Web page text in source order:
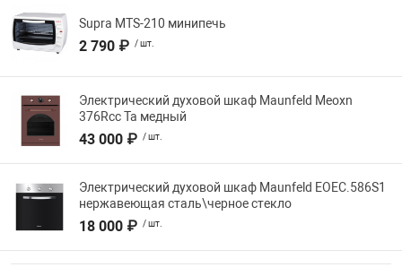
Supra MTS-210 минипечь
2 790 ₽ / шт.
Электрический духовой шкаф Maunfeld Meoxn
376Rcc Ta медный
43 000 ₽ / шт.
Электрический духовой шкаф Maunfeld EOEC.586S1
нержавеющая сталь\черное стекло
18 000 ₽ / шт.